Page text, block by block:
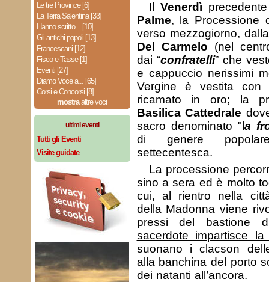
Le tre Province [6]
La Terra Salentina [33]
Hanno scritto... [10]
Gli antichi popoli [13]
Francescani [12]
Fisco e Tasse [1]
Eventi [27]
Diamo Voce a... [65]
Corsi e Concorsi [8]
mostraaltre voci
ultimi eventi
Tutti gli Eventi
Visite guidate
Il Venerdì
Palme, la Processione
verso mezzogiorno,
Del Carmelo (nel
dai “confratelli” che
e cappuccio nerissimi
Vergine è vestita
ricamato in oro; la
Basilica Cattedrale
sacro denominato "l a
di genere
settecentesca.
La processione
sino a sera ed è molto
cui, al rientro nella
della Madonna viene
pressi del bastione
sacerdote impartisce la
suonano i clacson
alla banchina del porto
dei natanti all’ancora.